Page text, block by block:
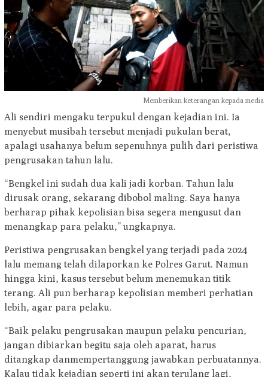
Memberikan keterangan kepada media
Ali sendiri mengaku terpukul dengan kejadian ini. Ia
menyebut musibah tersebut menjadi pukulan berat,
apalagi usahanya belum sepenuhnya pulih dari peristiwa
pengrusakan tahun lalu.
“Bengkel ini sudah dua kali jadi korban. Tahun lalu
dirusak orang, sekarang dibobol maling. Saya hanya
berharap pihak kepolisian bisa segera mengusut dan
menangkap para pelaku,” ungkapnya.
Peristiwa pengrusakan bengkel yang terjadi pada 2024
lalu memang telah dilaporkan ke Polres Garut. Namun
hingga kini, kasus tersebut belum menemukan titik
terang. Ali pun berharap kepolisian memberi perhatian
lebih, agar para pelaku.
“Baik pelaku pengrusakan maupun pelaku pencurian,
jangan dibiarkan begitu saja oleh aparat, harus
ditangkap danmempertanggung jawabkan perbuatannya.
Kalau tidak kejadian seperti ini akan terulang lagi,